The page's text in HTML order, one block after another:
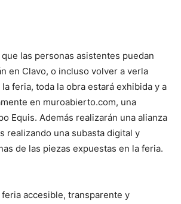
las personas asistentes puedan
en Clavo, o incluso volver a verla
feria, toda la obra estará exhibida y a
en muroabierto.com, una
Equis. Además realizarán una alianza
realizando una subasta digital y
de las piezas expuestas en la feria.
accesible, transparente y